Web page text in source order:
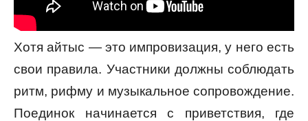
Хотя айтыс — это импровизация, у него есть
свои правила. Участники должны соблюдать
ритм, рифму и музыкальное сопровождение.
Поединок начинается с приветствия, где